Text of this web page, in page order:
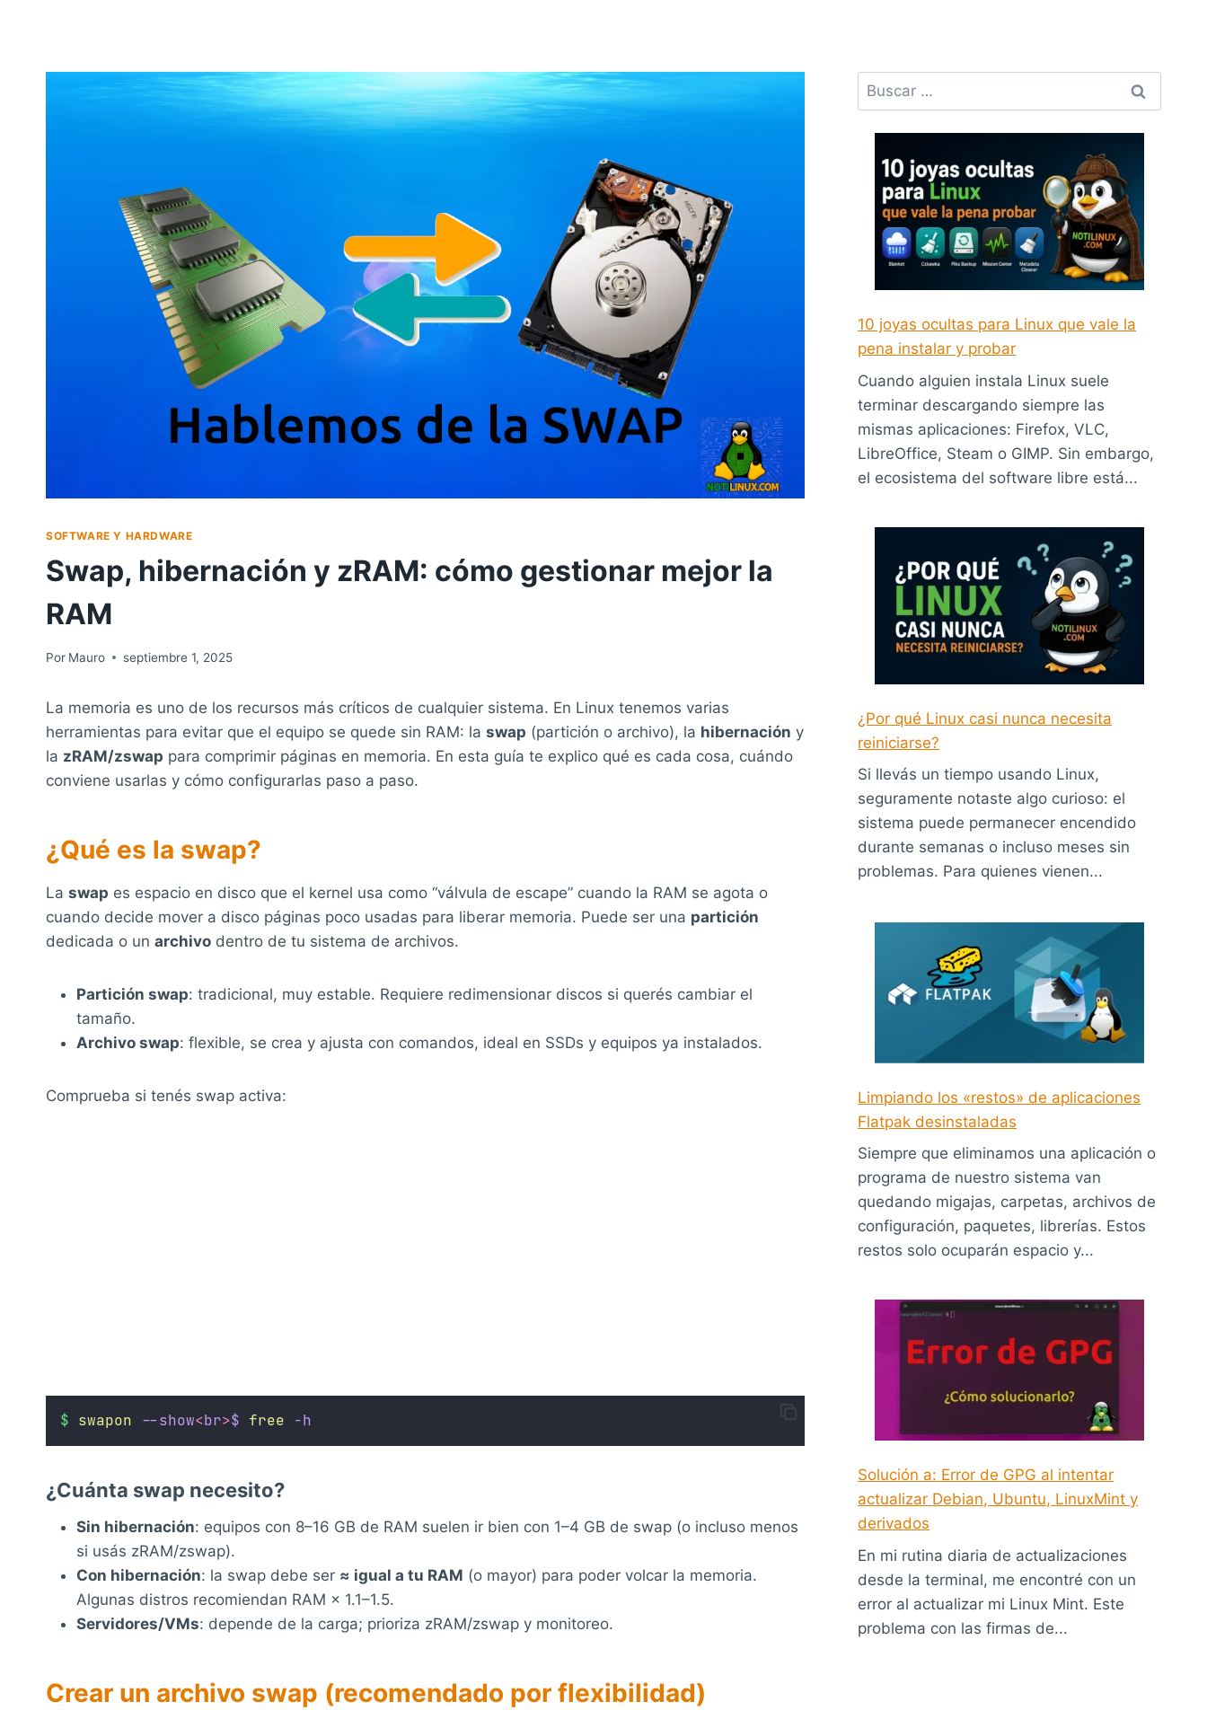
SOFTWARE Y HARDWARE
Swap, hibernación y zRAM: cómo gestionar mejor la
RAM
Por Mauro septiembre 1, 2025
La memoria es uno de los recursos más críticos de cualquier sistema. En Linux tenemos varias
herramientas para evitar que el equipo se quede sin RAM: la swap (partición o archivo), la hibernación y
la zRAM/zswap para comprimir páginas en memoria. En esta guía te explico qué es cada cosa, cuándo
conviene usarlas y cómo configurarlas paso a paso.
¿Qué es la swap?
La swap es espacio en disco que el kernel usa como “válvula de escape” cuando la RAM se agota o
cuando decide mover a disco páginas poco usadas para liberar memoria. Puede ser una partición
dedicada o un archivo dentro de tu sistema de archivos.
Partición swap: tradicional, muy estable. Requiere redimensionar discos si querés cambiar el
tamaño.
Archivo swap: flexible, se crea y ajusta con comandos, ideal en SSDs y equipos ya instalados.
Comprueba si tenés swap activa:
$ swapon --show<br>$ free -h
¿Cuánta swap necesito?
Sin hibernación: equipos con 8–16 GB de RAM suelen ir bien con 1–4 GB de swap (o incluso menos
si usás zRAM/zswap).
Con hibernación: la swap debe ser ≈ igual a tu RAM (o mayor) para poder volcar la memoria.
Algunas distros recomiendan RAM × 1.1–1.5.
Servidores/VMs: depende de la carga; prioriza zRAM/zswap y monitoreo.
Crear un archivo swap (recomendado por flexibilidad)
Buscar:
10 joyas ocultas para Linux que vale la
pena instalar y probar
Cuando alguien instala Linux suele
terminar descargando siempre las
mismas aplicaciones: Firefox, VLC,
LibreOffice, Steam o GIMP. Sin embargo,
el ecosistema del software libre está...
¿Por qué Linux casi nunca necesita
reiniciarse?
Si llevás un tiempo usando Linux,
seguramente notaste algo curioso: el
sistema puede permanecer encendido
durante semanas o incluso meses sin
problemas. Para quienes vienen...
Limpiando los «restos» de aplicaciones
Flatpak desinstaladas
Siempre que eliminamos una aplicación o
programa de nuestro sistema van
quedando migajas, carpetas, archivos de
configuración, paquetes, librerías. Estos
restos solo ocuparán espacio y...
Solución a: Error de GPG al intentar
actualizar Debian, Ubuntu, LinuxMint y
derivados
En mi rutina diaria de actualizaciones
desde la terminal, me encontré con un
error al actualizar mi Linux Mint. Este
problema con las firmas de...